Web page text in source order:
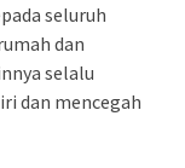
seluruh
dan
selalu
dan mencegah